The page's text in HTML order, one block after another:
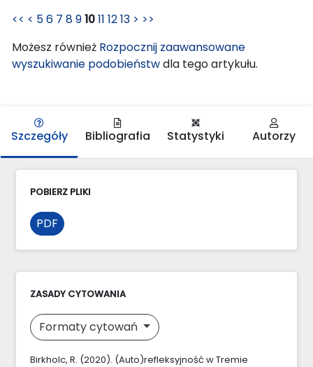
<< < 56 7 891011 1213 > >>
Możesz również Rozpocznij zaawansowane
wyszukiwanie podobieństwdla tego artykułu.
Szczegóły Bibliografia Statystyki Autorzy
POBIERZ PLIKI
PDF
ZASADY CYTOWANIA
Formaty cytowań
Birkholc, R. (2020). (Auto)refleksyjność w Tremie